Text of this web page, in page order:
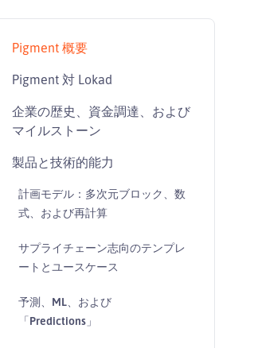
Pigment 概要
Pigment 対 Lokad
企業の歴史、資金調達、および
マイルストーン
製品と技術的能力
計画モデル：多次元ブロック、数
式、および再計算
サプライチェーン志向のテンプレ
ートとユースケース
予測、ML、および
「Predictions」